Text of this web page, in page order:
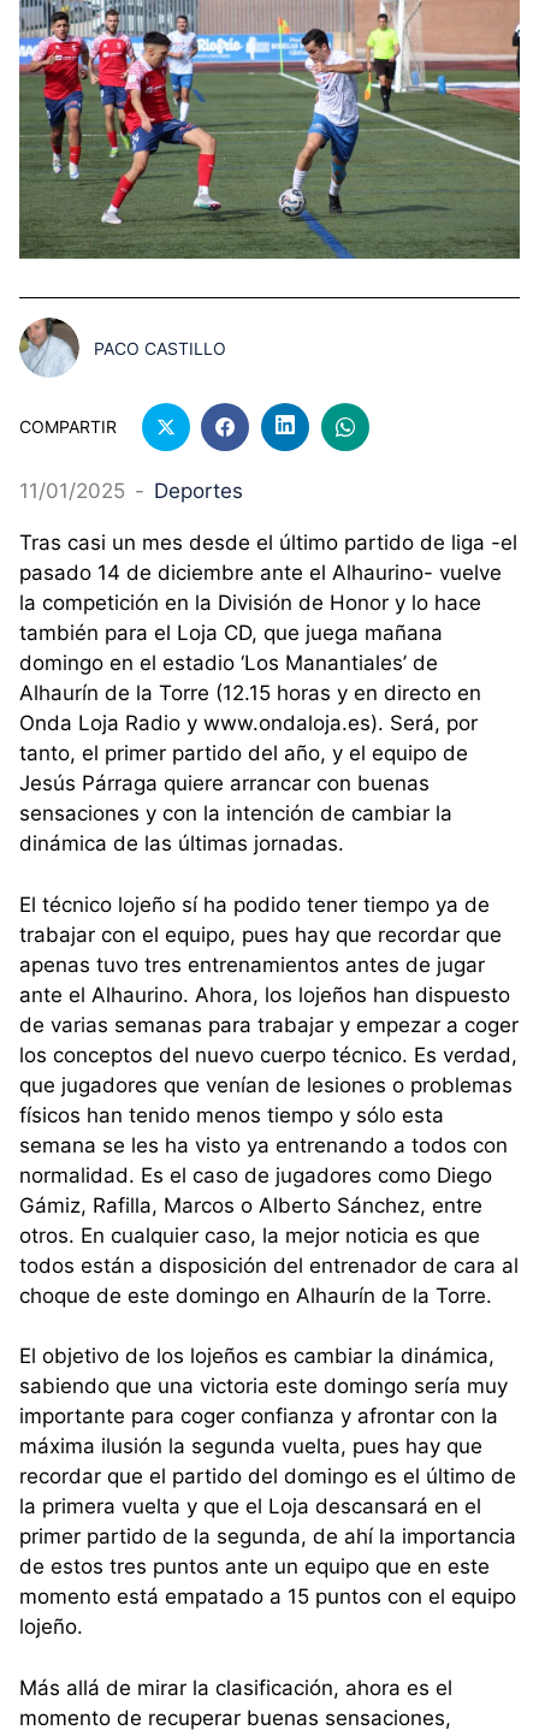
PACO CASTILLO
COMPARTIR
11/01/2025 - Deportes
Tras casi un mes desde el último partido de liga -el
pasado 14 de diciembre ante el Alhaurino- vuelve
la competición en la División de Honor y lo hace
también para el Loja CD, que juega mañana
domingo en el estadio ‘Los Manantiales’ de
Alhaurín de la Torre (12.15 horas y en directo en
Onda Loja Radio y www.ondaloja.es). Será, por
tanto, el primer partido del año, y el equipo de
Jesús Párraga quiere arrancar con buenas
sensaciones y con la intención de cambiar la
dinámica de las últimas jornadas.
El técnico lojeño sí ha podido tener tiempo ya de
trabajar con el equipo, pues hay que recordar que
apenas tuvo tres entrenamientos antes de jugar
ante el Alhaurino. Ahora, los lojeños han dispuesto
de varias semanas para trabajar y empezar a coger
los conceptos del nuevo cuerpo técnico. Es verdad,
que jugadores que venían de lesiones o problemas
físicos han tenido menos tiempo y sólo esta
semana se les ha visto ya entrenando a todos con
normalidad. Es el caso de jugadores como Diego
Gámiz, Rafilla, Marcos o Alberto Sánchez, entre
otros. En cualquier caso, la mejor noticia es que
todos están a disposición del entrenador de cara al
choque de este domingo en Alhaurín de la Torre.
El objetivo de los lojeños es cambiar la dinámica,
sabiendo que una victoria este domingo sería muy
importante para coger confianza y afrontar con la
máxima ilusión la segunda vuelta, pues hay que
recordar que el partido del domingo es el último de
la primera vuelta y que el Loja descansará en el
primer partido de la segunda, de ahí la importancia
de estos tres puntos ante un equipo que en este
momento está empatado a 15 puntos con el equipo
lojeño.
Más allá de mirar la clasificación, ahora es el
momento de recuperar buenas sensaciones,